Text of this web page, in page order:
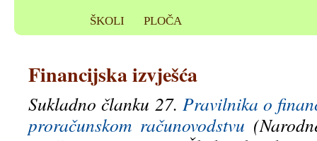
ŠKOLI PLOČA
Financijska izvješća
Sukladno članku 27. Pravilnika o
proračunskom računovodstvu